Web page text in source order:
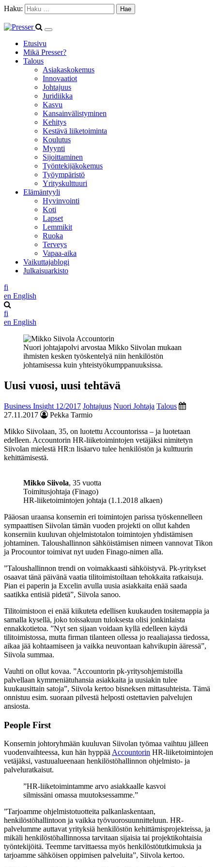
Haku:
Etusivu
Mikä Presser?
Talous
Asiakaskokemus
Innovaatiot
Johtajuus
Juridiikka
Kasvu
Kansainvälistyminen
Kehitys
Kestävä liiketoiminta
Koulutus
Myynti
Sijoittaminen
Työntekijäkokemus
Työympäristö
Yrityskulttuuri
Elämäntyyli
Hyvinvointi
Koti
Lapset
Lemmikit
Ruoka
Terveys
Vapaa-aika
Vaikuttajablogi
Julkaisuarkisto
fi
en English
fi
en English
Nuori johtajapolvi arvostaa Mikko Siivolan mukaan
ihmisten kesken työskentelyä niin henkilöstön
johtamisessa kuin yhteistyökumppanuuksissa.
Uusi vuosi, uusi tehtävä
Business Insight 12/2017 Johtajuus Nuori Johtaja Talous
27.11.2017
Pekka Tarmio
Mikko Siivolaan, 35, on luotettu Accountorissa – ja luotetaan
edelleen. Accountorin HR-liiketoimintojen vetäjäksi nimitetyn
Siivolan mielestä HR:n lisäarvo tulee henkilöstön ja kulttuurin
kehittämisestä.
Mikko Siivola, 35 vuotta
Toimitusjohtaja (Finago)
HR-liiketoimintojen johtaja (1.1.2018 alkaen)
Pääosan uraansa konsernin eri toimintojen parissa työskennelleen
sympaattisen Siivolan tämän vuoden projekti on ollut kahden
konserniin kuuluvan ohjelmistotalon toimintojen yhdistämisen
johtaminen. Taloushallinnon sähköistämisen nimeen vannovat Tikon
ja Procountor toimivat nyt uuden Finago-nimen alla.
”Taloushallinnon trendi on voimakkaasti sähköistyvä. Pk-yritykset
osaavat tänä päivänä vaatia tilitoimistoiltaan tehokkaita ratkaisuja.
Pian ei paperin ja Excelin avulla uusia asiakkaita enää saada
saatikka entisiä pidetä”, Siivola sanoo.
Tilitoimistoon ei enää kiikuteta edellisen kuukauden tositemappia ja
samalla kysellä, joko toissakuun tuloksesta olisi jonkinlaista
ennakkotietoa. ”Nyt sen sijaan voidaan kyllä edelleen käydä
tilitoimistossa, mutta firman tilanteen ollessa jo reaaliajassa tiedossa,
aikaa jää kohtaamiseen ja vaikka neuvontaan kahvikupin ääressä”,
Siivola summaa.
Vauhti on ollut kovaa. ”Accountorin pk-yritysohjemistoilla
palvellaan kymmeniätuhansia asiakkaita ja uusiakin tulee
kuukausittain satoja”, Siivola kertoo bisneksen mittasuhteista. Tämä
onnistuu esim. suoraan pilvestä helposti ostettavien palvelujen
ansiosta.
People First
Konsernin johtoryhmään kuuluvan Siivolan työmaa vaihtuu jälleen
vuodenvaihteessa, kun hän hyppää Accountorin HR-liiketoimintojen
vetäjäksi, vastuualueenaan henkilöstöhallinnon ohjelmisto- ja
palveluratkaisut.
”HR-liiketoimintamme arvo asiakkaalle kasvoi
silmissäni omassa muutoksessamme.”
”Tarjoamme ohjelmistotuotteita palkanlaskentaan,
henkilöstöhallintoon ja vaikka työvuorosuunnitteluun. HR-
palvelumme auttavat yrityksiä henkilöstön kehittämisprojekteissa, ja
mikäli henkilöstöhallinnossa tarvitaan sijaisia tai projektikohtaisia
työntekijöitä. Teemme tarvittaessa myös henkilöstötutkimuksia ja
tarjoamme sähköisen oppimisen palveluita”, Siivola kertoo.